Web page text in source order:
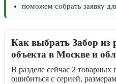
поможем собрать заявку
Как выбрать Забор из
объекта в Москве и
В разделе сейчас 2
ошибиться с серией,